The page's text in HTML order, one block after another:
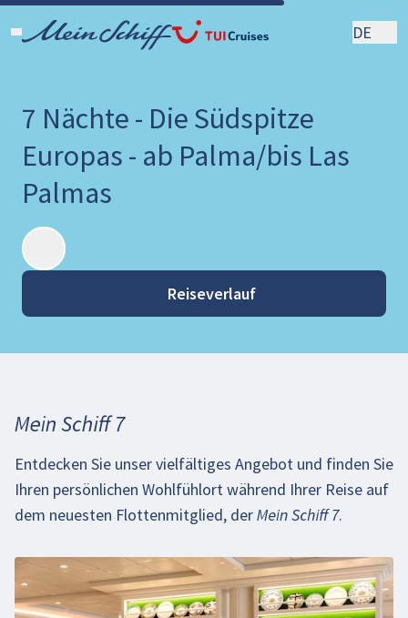
DE
7 Nächte - Die Südspitze
Europas - ab Palma/bis Las
Palmas
Reiseverlauf
Mein Schiff 7
Entdecken Sie unser vielfältiges Angebot und finden Sie
Ihren persönlichen Wohlfühlort während Ihrer Reise auf
dem neuesten Flottenmitglied, derMein Schiff 7.